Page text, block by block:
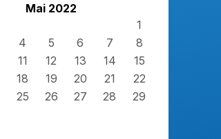
Mai 2022
1
4 5 6 7
8
11 12 13 14
15
18 19 20 21
22
25 26 27 28
29